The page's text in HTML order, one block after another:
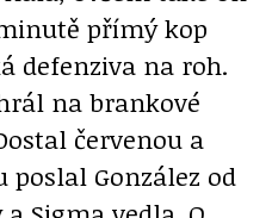
přímý kop
defenziva na roh.
na brankové
červenou a
poslal González od